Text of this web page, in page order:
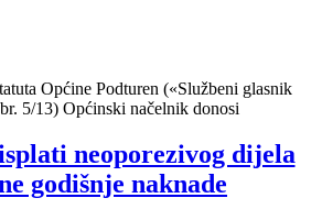
Općine Podturen («Službeni glasnik
5/13) Općinski načelnik donosi
neoporezivog dijela
godišnje naknade